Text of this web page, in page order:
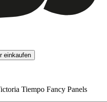
einkaufen
Tiempo Fancy Panels